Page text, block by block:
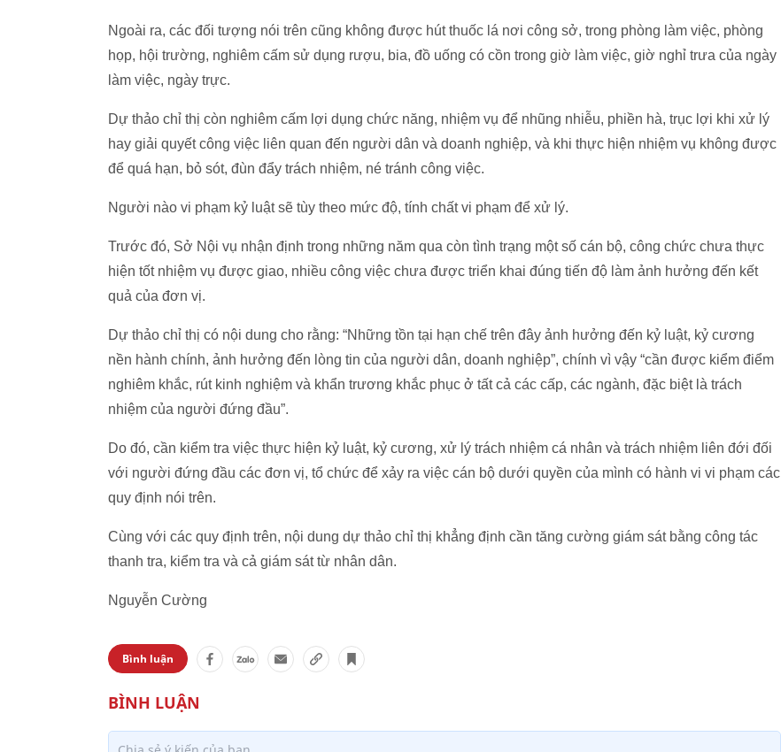
Ngoài ra, các đối tượng nói trên cũng không được hút thuốc lá nơi công sở, trong phòng làm việc, phòng
họp, hội trường, nghiêm cấm sử dụng rượu, bia, đồ uống có cồn trong giờ làm việc, giờ nghỉ trưa của ngày
làm việc, ngày trực.
Dự thảo chỉ thị còn nghiêm cấm lợi dụng chức năng, nhiệm vụ để nhũng nhiễu, phiền hà, trục lợi khi xử lý
hay giải quyết công việc liên quan đến người dân và doanh nghiệp, và khi thực hiện nhiệm vụ không được
để quá hạn, bỏ sót, đùn đẩy trách nhiệm, né tránh công việc.
Người nào vi phạm kỷ luật sẽ tùy theo mức độ, tính chất vi phạm để xử lý.
Trước đó, Sở Nội vụ nhận định trong những năm qua còn tình trạng một số cán bộ, công chức chưa thực
hiện tốt nhiệm vụ được giao, nhiều công việc chưa được triển khai đúng tiến độ làm ảnh hưởng đến kết
quả của đơn vị.
Dự thảo chỉ thị có nội dung cho rằng: “Những tồn tại hạn chế trên đây ảnh hưởng đến kỷ luật, kỷ cương
nền hành chính, ảnh hưởng đến lòng tin của người dân, doanh nghiệp”, chính vì vậy “cần được kiểm điểm
nghiêm khắc, rút kinh nghiệm và khẩn trương khắc phục ở tất cả các cấp, các ngành, đặc biệt là trách
nhiệm của người đứng đầu”.
Do đó, cần kiểm tra việc thực hiện kỷ luật, kỷ cương, xử lý trách nhiệm cá nhân và trách nhiệm liên đới đối
với người đứng đầu các đơn vị, tổ chức để xảy ra việc cán bộ dưới quyền của mình có hành vi vi phạm các
quy định nói trên.
Cùng với các quy định trên, nội dung dự thảo chỉ thị khẳng định cần tăng cường giám sát bằng công tác
thanh tra, kiểm tra và cả giám sát từ nhân dân.
Nguyễn Cường
Bình luận